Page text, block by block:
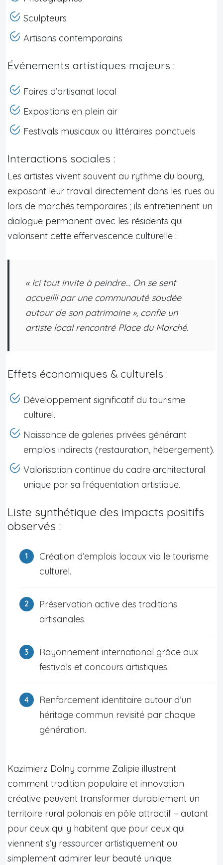
Sculpteurs
Artisans contemporains
Événements artistiques majeurs :
Foires d’artisanat local
Expositions en plein air
Festivals musicaux ou littéraires ponctuels
Interactions sociales :
Les artistes vivent souvent au rythme du bourg,
exposant leur travail directement dans les rues ou
lors de marchés temporaires ; ils entretiennent un
dialogue permanent avec les résidents qui
valorisent cette effervescence culturelle :
« Ici tout invite à peindre… On se sent
accueilli par une communauté soudée
autour de son patrimoine », confie un
artiste local rencontré Place du Marché.
Effets économiques & culturels :
Développement significatif du tourisme
culturel.
Naissance de galeries privées générant
emplois indirects (restauration, hébergement).
Valorisation continue du cadre architectural
unique par sa fréquentation artistique.
Liste synthétique des impacts positifs
observés :
Création d’emplois locaux via le tourisme
culturel.
Préservation active des traditions
artisanales.
Rayonnement international grâce aux
festivals et concours artistiques.
Renforcement identitaire autour d’un
héritage commun revisité par chaque
génération.
Kazimierz Dolny comme Zalipie illustrent
comment tradition populaire et innovation
créative peuvent transformer durablement un
territoire rural polonais en pôle attractif – autant
pour ceux qui y habitent que pour ceux qui
viennent s’y ressourcer artistiquement ou
simplement admirer leur beauté unique.